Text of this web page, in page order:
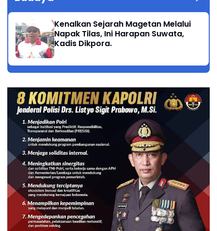
Kenalkan Sejarah Magetan Melalui
Napak Tilas, Ini Harapan Suwata,
Kadis Dikpora.